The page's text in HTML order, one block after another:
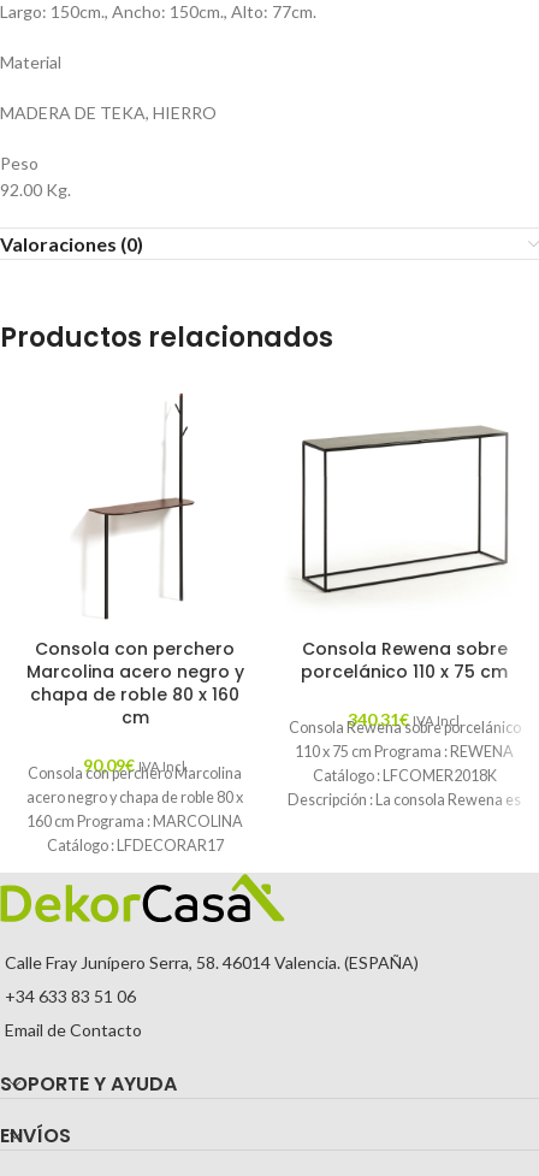
Largo: 150cm., Ancho: 150cm., Alto: 77cm.
Material
MADERA DE TEKA, HIERRO
Peso
92.00 Kg.
Valoraciones (0)
Productos relacionados
Consola con perchero
Marcolina acero negro y
chapa de roble 80 x 160
cm
90,09€ IVA Incl.
Consola con perchero Marcolina
acero negro y chapa de roble 80 x
160 cm Programa : MARCOLINA
Catálogo : LFDECORAR17
Consola Rewena sobre
porcelánico 110 x 75 cm
340,31€ IVA Incl.
Consola Rewena sobre porcelánico
110 x 75 cm Programa : REWENA
Catálogo : LFCOMER2018K
Descripción : La consola Rewena es
Calle Fray Junípero Serra, 58. 46014 Valencia. (ESPAÑA)
+34 633 83 51 06
Email de Contacto
SOPORTE Y AYUDA
ENVÍOS